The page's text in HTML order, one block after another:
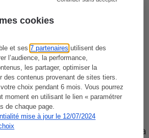
cookies
et ses7 partenaires utilisent des
l’audience, la performance,
les partager, optimiser la
des contenus provenant de sites tiers.
choix pendant 6 mois. Vous pourrez
moment en utilisant le lien « paramétrer
de chaque page.
mise à jour le 12/07/2024
supermarchés, géolocalisés
de prix
réalisées sur l’ensemble
Les produits de
(MDD) sont comparés à